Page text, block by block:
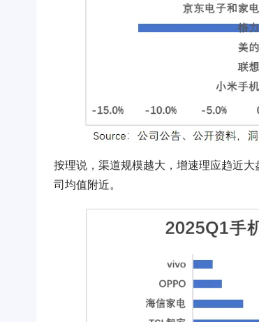
按理说，渠道规模越大，增速理应趋近
司均值附近。